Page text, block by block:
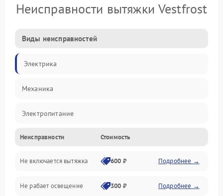
Неисправности вытяжки Vestfrost
Виды неисправностей
Электрика
Механика
Электропитание
Вентиляция
Освещение
Механические повреждения
Неисправности Стоимость
Не включается вытяжка 600 ₽ Подробнее →
Не рабает освещение 300 ₽ Подробнее →